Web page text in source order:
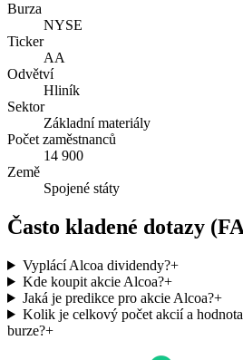
Burza
NYSE
Ticker
AA
Odvětví
Hliník
Sektor
Základní materiály
Počet zaměstnanců
14 900
Země
Spojené státy
Často kladené dotazy
Vyplácí Alcoa dividendy?+
Kde koupit akcie Alcoa?+
Jaká je predikce pro akcie Alcoa?+
Kolik je celkový počet akcií a
burze?+